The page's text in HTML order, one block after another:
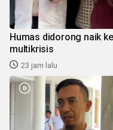
Humas didorong naik
multikrisis
23 jam lalu